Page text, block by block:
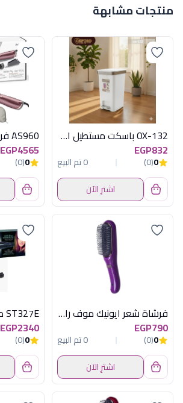
منتجات مشابهة
OX-132 باسكت مستطيل اكسفورد
EGP832
0
(0)
0 تم البيع
اشترِ الآن
EGP4565
0
(0)
فرشاة شعر ايونيك موف راش براش
EGP790
0
(0)
0 تم البيع
اشترِ الآن
EGP2340
0
(0)